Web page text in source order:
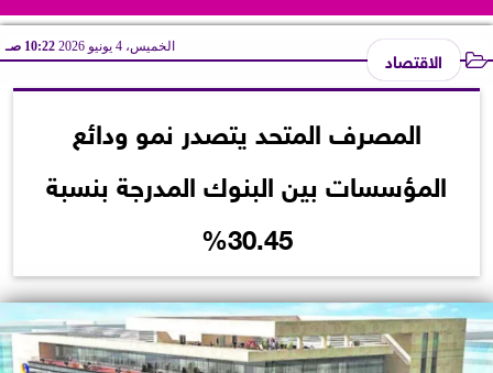
الاقتصاد الخميس، 4 يونيو 2026 10:22 صـ
المصرف المتحد يتصدر نمو ودائع
المؤسسات بين البنوك المدرجة بنسبة
30.45%